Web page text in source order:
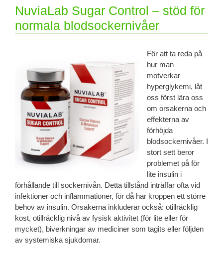
NuviaLab Sugar Control – stöd för
normala blodsockernivåer
För att ta reda på
hur man
motverkar
hyperglykemi, låt
oss först lära oss
om orsakerna och
effekterna av
förhöjda
blodsockernivåer. I
stort sett beror
problemet på för
lite insulin i
förhållande till sockernivån. Detta tillstånd inträffar ofta vid
infektioner och inflammationer, för då har kroppen ett större
behov av insulin. Orsakerna inkluderar också: otillräcklig
kost, otillräcklig nivå av fysisk aktivitet (för lite eller för
mycket), biverkningar av mediciner som tagits eller följden
av systemiska sjukdomar.